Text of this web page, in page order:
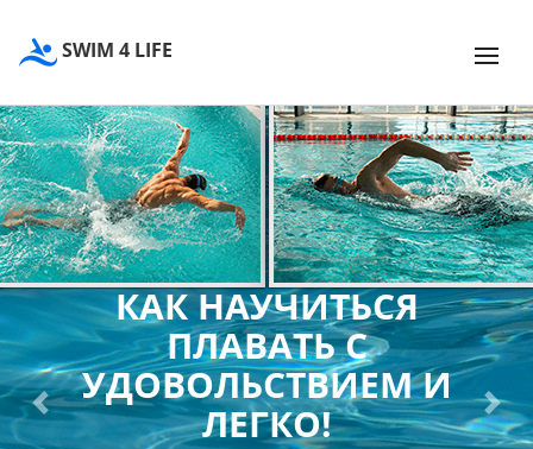
SWIM 4 LIFE
КАК НАУЧИТЬСЯ
ПЛАВАТЬ С
УДОВОЛЬСТВИЕМ И
ЛЕГКО!
Previous Next